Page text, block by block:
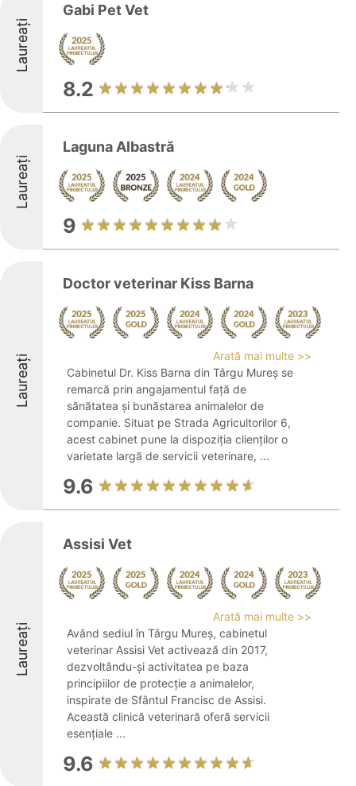
Laureați
Gabi Pet Vet
8.2
Laureați
Laguna Albastră
9
Laureați
Doctor veterinar Kiss Barna
Arată mai multe >>
Cabinetul Dr. Kiss Barna din Târgu Mureș se
remarcă prin angajamentul față de
sănătatea și bunăstarea animalelor de
companie. Situat pe Strada Agricultorilor 6,
acest cabinet pune la dispoziția clienților o
varietate largă de servicii veterinare, ...
9.6
Laureați
Assisi Vet
Arată mai multe >>
Având sediul în Târgu Mureș, cabinetul
veterinar Assisi Vet activează din 2017,
dezvoltându-și activitatea pe baza
principiilor de protecție a animalelor,
inspirate de Sfântul Francisc de Assisi.
Această clinică veterinară oferă servicii
esențiale ...
9.6